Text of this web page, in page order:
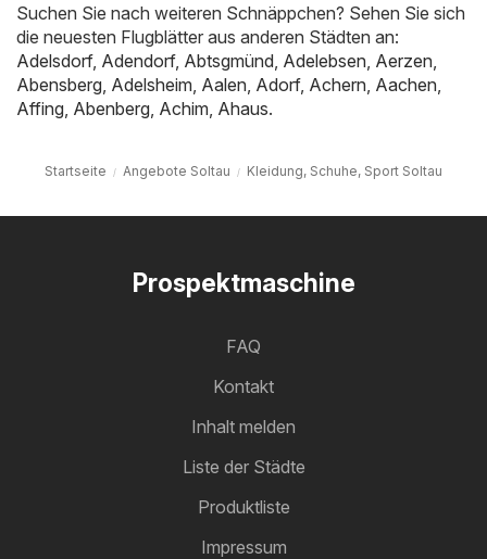
Suchen Sie nach weiteren Schnäppchen? Sehen Sie sich
die neuesten Flugblätter aus anderen Städten an:
Adelsdorf, Adendorf, Abtsgmünd Adelebsen Aerzen
Abensberg Adelsheim Aalen Adorf, Achern Aachen
Affing Abenberg Achim Ahaus.
Startseite Angebote Soltau Kleidung, Schuhe, Sport Soltau
Prospektmaschine
FAQ
Kontakt
Inhalt melden
Liste der Städte
Produktliste
Impressum